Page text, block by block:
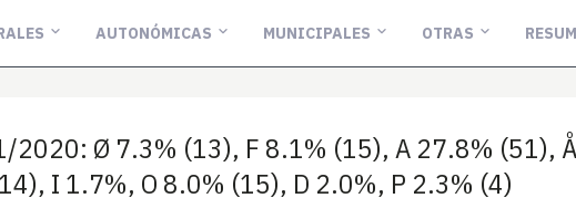
AUTONÓMICAS MUNICIPALES OTRAS
2020: Ø 7.3% (13), F 8.1% (15), A 27.8% (51),
I 1.7%, O 8.0% (15), D 2.0%, P 2.3% (4)